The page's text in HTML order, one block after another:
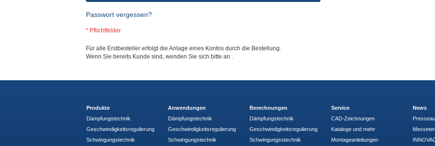
Passwort vergessen?
Für alle Erstbesteller erfolgt die Anlage eines Kontos durch die Bestellung.
Wenn Sie bereits Kunde sind, wenden Sie sich bitte an .
Produkte
Dämpfungstechnik
Geschwindigkeitsregulierung
Schwingungstechnik
Anwendungen
Dämpfungstechnik
Geschwindigkeitsregulierung
Schwingungstechnik
Berechnungen
Dämpfungstechnik
Geschwindigkeitsregulierung
Schwingungsstechnik
Service
CAD-Zeichnungen
Kataloge und mehr
Montageanleitungen
News